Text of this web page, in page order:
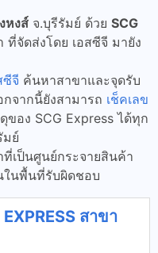
หงส์ จ.บุรีรัมย์ ด้วย SCG
จัดส่งโดย เอสซีจี มายัง
ซีจี ค้นหาสาขาและจุดรับ
จากนี้ยังสามารถ เช็คเลข
ของ SCG Express ได้ทุก
มย์
เป็นศูนย์กระจายสินค้า
ในพื้นที่รับผิดชอบ
สาขา